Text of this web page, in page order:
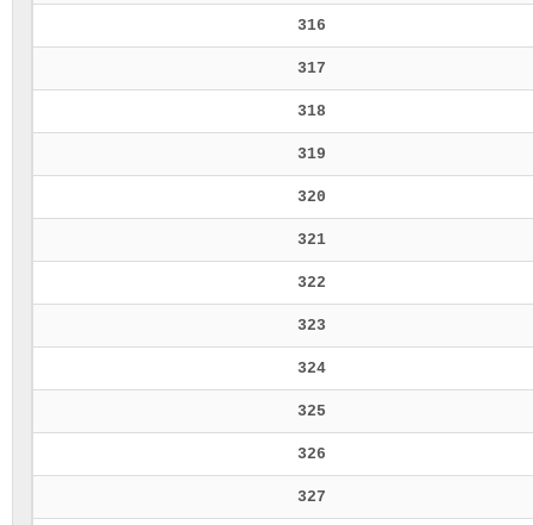
316
317
318
319
320
321
322
323
324
325
326
327